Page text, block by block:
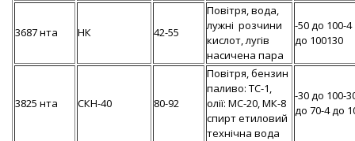
3687 нта НК 42-55
Повітря, вода,
лужні розчини
кислот, лугів
насичена пара
-50 до 100-4
до 100130
3825 нта СКН-40 80-92
Повітря, бензин
паливо: ТС-1,
олії: МС-20, МК-8
спирт етиловий
технічна вода
-30 до 100-
до 70-4 до